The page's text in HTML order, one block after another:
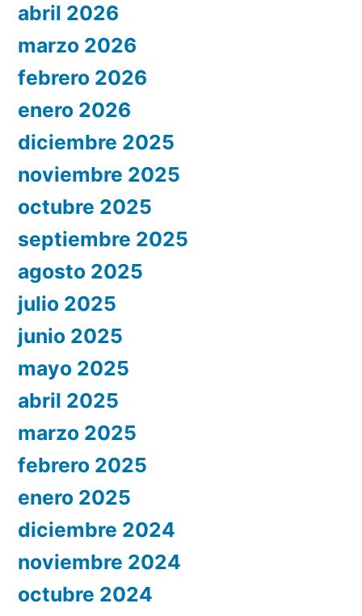
abril 2026
marzo 2026
febrero 2026
enero 2026
diciembre 2025
noviembre 2025
octubre 2025
septiembre 2025
agosto 2025
julio 2025
junio 2025
mayo 2025
abril 2025
marzo 2025
febrero 2025
enero 2025
diciembre 2024
noviembre 2024
octubre 2024